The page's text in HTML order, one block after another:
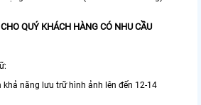
QUÝ KHÁCH HÀNG CÓ NHU CẦU
khả năng lưu trữ hình ảnh lên đến 12-14